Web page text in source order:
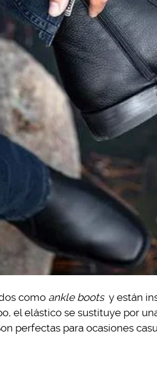
como ankle boots y están
el elástico se sustituye por
perfectas para ocasiones